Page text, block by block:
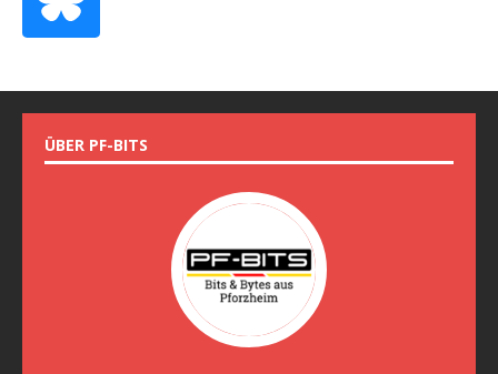
ÜBER PF-BITS